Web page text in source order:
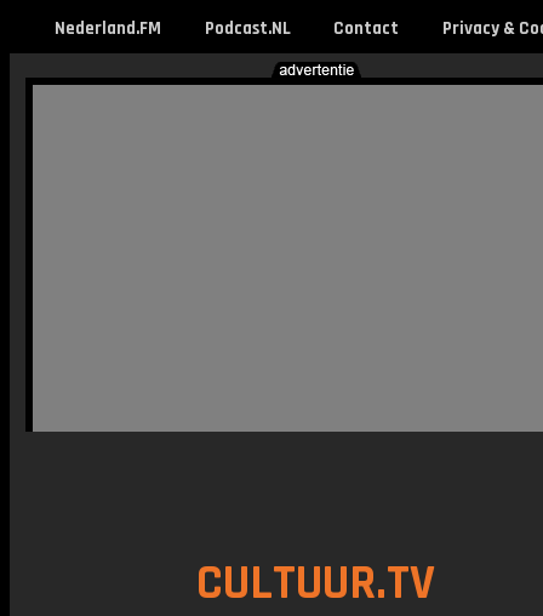
Nederland.FM Podcast.NL Contact Privacy &
CULTUUR.TV